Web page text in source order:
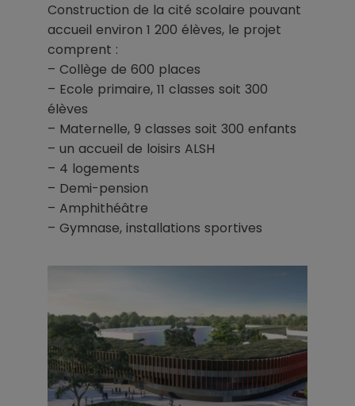
Construction de la cité scolaire pouvant
accueil environ 1 200 élèves, le projet
comprent :
– Collège de 600 places
– Ecole primaire, 11 classes soit 300
élèves
– Maternelle, 9 classes soit 300 enfants
– un accueil de loisirs ALSH
– 4 logements
– Demi-pension
– Amphithéâtre
– Gymnase, installations sportives